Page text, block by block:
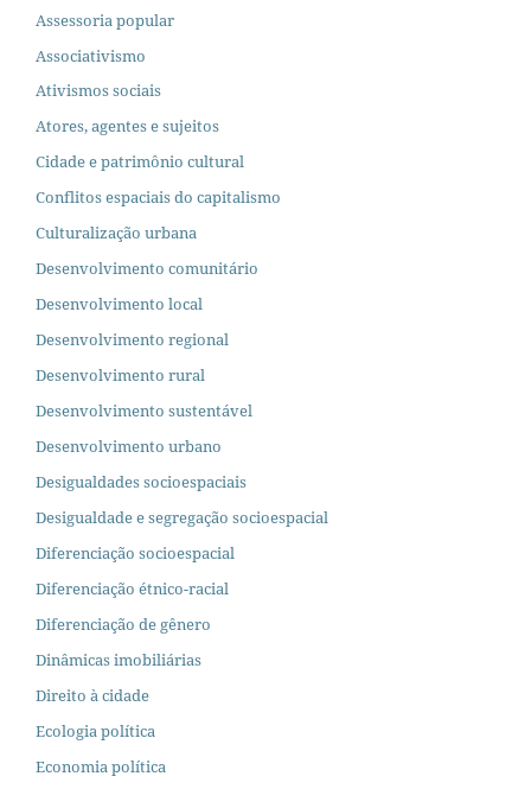
Assessoria popular
Associativismo
Ativismos sociais
Atores, agentes e sujeitos
Cidade e patrimônio cultural
Conflitos espaciais do capitalismo
Culturalização urbana
Desenvolvimento comunitário
Desenvolvimento local
Desenvolvimento regional
Desenvolvimento rural
Desenvolvimento sustentável
Desenvolvimento urbano
Desigualdades socioespaciais
Desigualdade e segregação socioespacial
Diferenciação socioespacial
Diferenciação étnico-racial
Diferenciação de gênero
Dinâmicas imobiliárias
Direito à cidade
Ecologia política
Economia política